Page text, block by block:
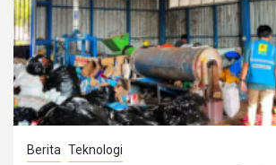
Berita Teknologi